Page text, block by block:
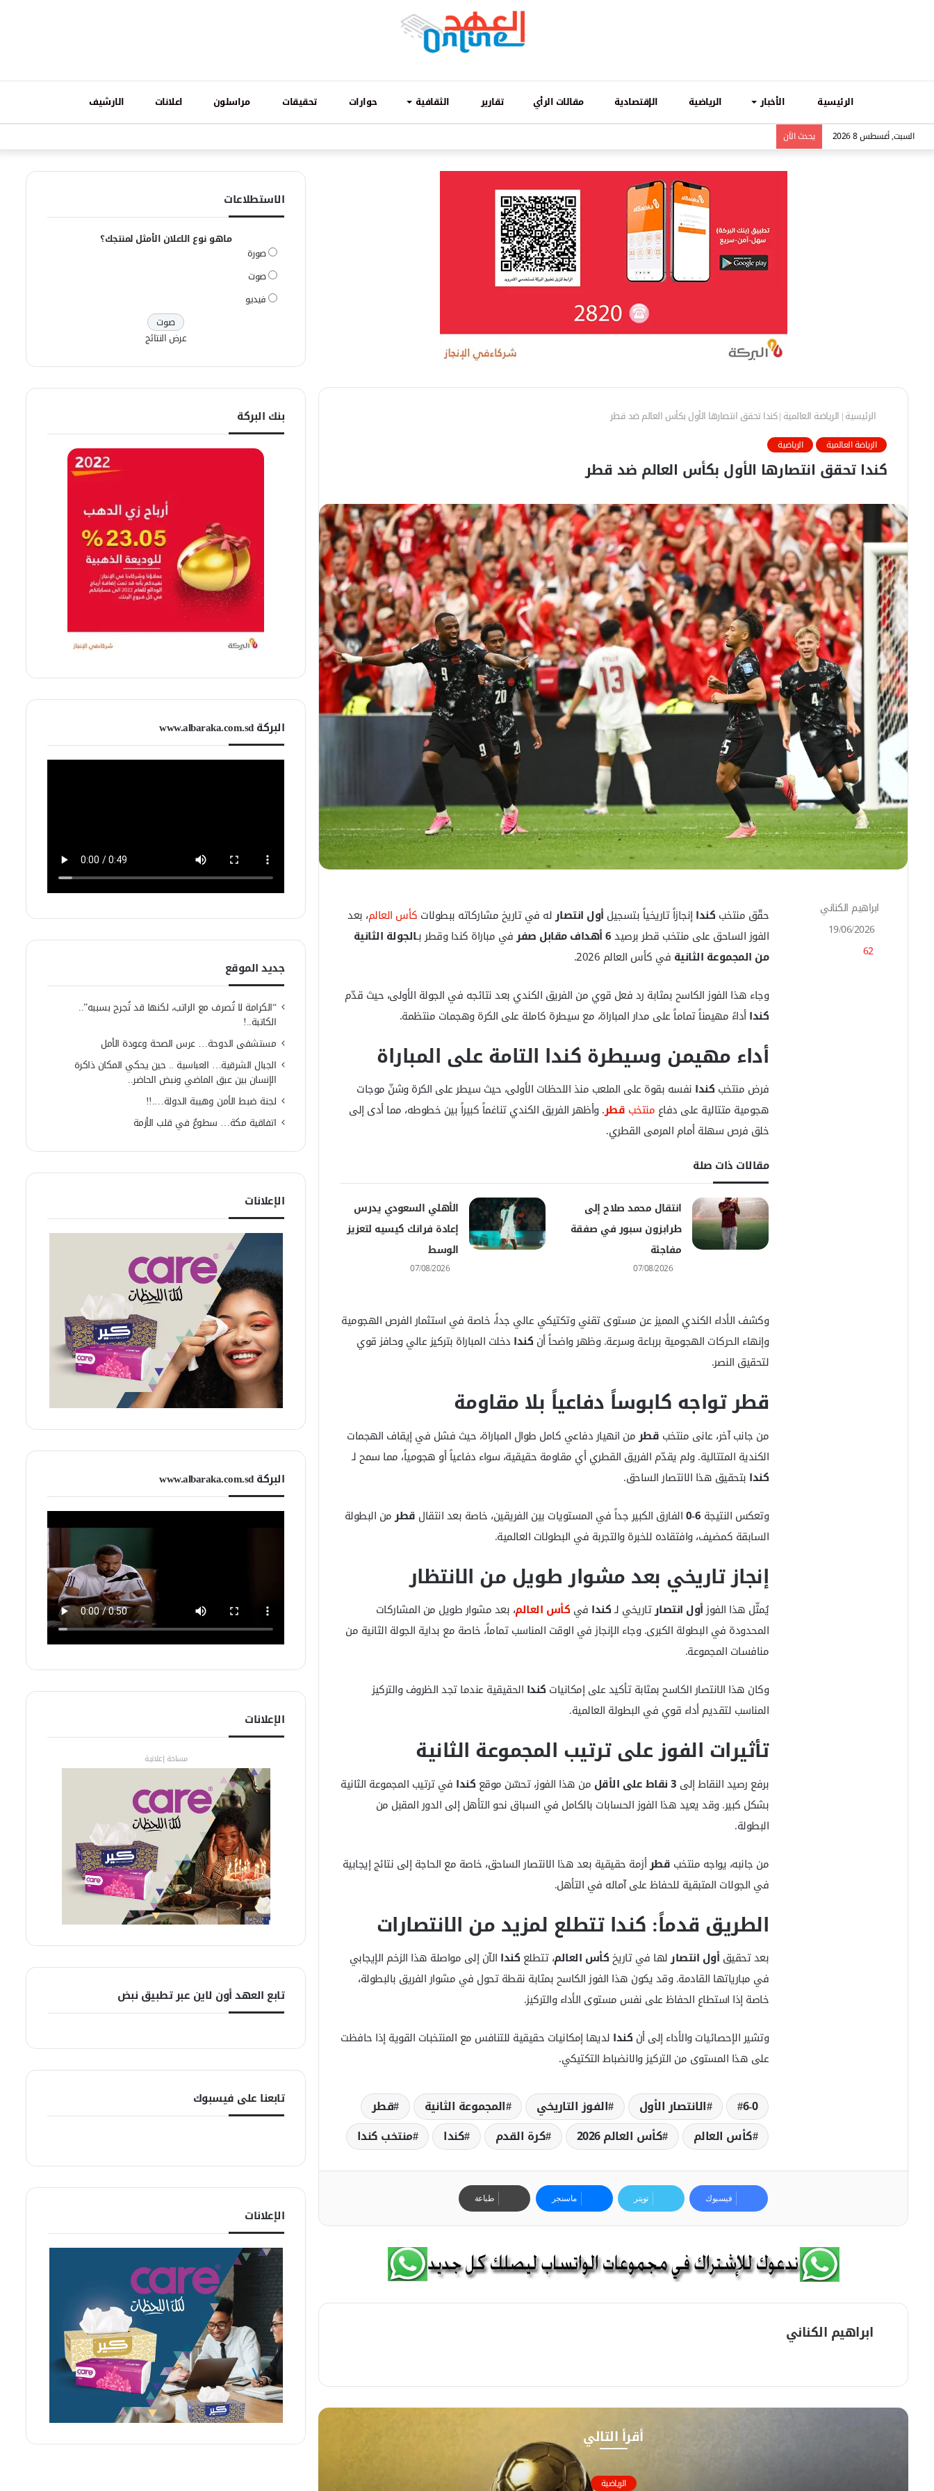
الرئيسية الأخبار الرياضية الإقتصادية مقالات الرأي تقارير الثقافية حوارات تحقيقات مراسلون اعلانات الارشيف
السبت, أغسطس 8 2026 يحدث الاَن
الرئيسية| الرياضة العالمية |كندا تحقق انتصارها الأول بكأس العالم ضد قطر
الرياضة العالمية الرياضية
كندا تحقق انتصارها الأول بكأس العالم ضد قطر
حقّق منتخب كنداإنجازاً تاريخياً بتسجيل أول انتصارله في تاريخ مشاركاته ببطولات كأس العالم، بعد
الفوز الساحق على منتخب قطر برصيد6 أهداف مقابل صفر في مباراة كندا وقطر بـالجولة الثانية
من المجموعة الثانية في كأس العالم 2026.
وجاء هذا الفوز الكاسح بمثابة رد فعل قوي من الفريق الكندي بعد نتائجه في الجولة الأولى، حيث قدّم
كنداأداءً مهيمناً تماماً على مدار المباراة، مع سيطرة كاملة على الكرة وهجمات منتظمة.
أداء مهيمن وسيطرة كندا التامة على المباراة
فرض منتخب كندا نفسه بقوة على الملعب منذ اللحظات الأولى، حيث سيطر على الكرة وشنّ موجات
هجومية متتالية على دفاع منتخب قطر. وأظهر الفريق الكندي تناغماً كبيراً بين خطوطه، مما أدى إلى
خلق فرص سهلة أمام المرمى القطري.
مقالات ذات صلة
انتقال محمد صلاح إلى
طرابزون سبور في صفقة
مفاجئة
07/08/2026
الأهلي السعودي يدرس
إعادة فرانك كيسيه لتعزيز
الوسط
07/08/2026
وكشف الأداء الكندي المميز عن مستوى تقني وتكتيكي عالي جداً، خاصة في استثمار الفرص الهجومية
وإنهاء الحركات الهجومية برباعة وسرعة. وظهر واضحاً أن كندا دخلت المباراة بتركيز عالي وحافز قوي
لتحقيق النصر.
قطر تواجه كابوساً دفاعياً بلا مقاومة
من جانب آخر، عانى منتخب قطرمن انهيار دفاعي كامل طوال المباراة، حيث فشل في إيقاف الهجمات
الكندية المتتالية. ولم يقدّم الفريق القطري أي مقاومة حقيقية، سواء دفاعياً أو هجومياً، مما سمح لـ
كندا بتحقيق هذا الانتصار الساحق.
وتعكس النتيجة 6-0 الفارق الكبير جداً في المستويات بين الفريقين، خاصة بعد انتقال قطرمن البطولة
السابقة كمضيف، وافتقاده للخبرة والتجربة في البطولات العالمية.
إنجاز تاريخي بعد مشوار طويل من الانتظار
يُمثّل هذا الفوزأول انتصارتاريخي لـكندا في كأس العالم، بعد مشوار طويل من المشاركات
المحدودة في البطولة الكبرى. وجاء الإنجاز في الوقت المناسب تماماً، خاصة مع بداية الجولة الثانية من
منافسات المجموعة.
وكان هذا الانتصار الكاسح بمثابة تأكيد على إمكانيات كندا الحقيقية عندما تجد الظروف والتركيز
المناسب لتقديم أداء قوي في البطولة العالمية.
تأثيرات الفوز على ترتيب المجموعة الثانية
برفع رصيد النقاط إلى 3 نقاط على الأقل من هذا الفوز، تحسّن موقع كندا في ترتيب المجموعة الثانية
بشكل كبير. وقد يعيد هذا الفوز الحسابات بالكامل في السباق نحو التأهل إلى الدور المقبل من
البطولة.
من جانبه، يواجه منتخب قطرأزمة حقيقية بعد هذا الانتصار الساحق، خاصة مع الحاجة إلى نتائج إيجابية
في الجولات المتبقية للحفاظ على آماله في التأهل.
الطريق قدماً: كندا تتطلع لمزيد من الانتصارات
بعد تحقيق أول انتصارلها في تاريخكأس العالم، تتطلع كندا الآن إلى مواصلة هذا الزخم الإيجابي
في مبارياتها القادمة. وقد يكون هذا الفوز الكاسح بمثابة نقطة تحول في مشوار الفريق بالبطولة،
خاصة إذا استطاع الحفاظ على نفس مستوى الأداء والتركيز.
وتشير الإحصائيات والأداء إلى أن كندا لديها إمكانيات حقيقية للتنافس مع المنتخبات القوية إذا حافظت
على هذا المستوى من التركيز والانضباط التكتيكي.
6-0 الانتصار الأول الفوز التاريخي المجموعة الثانية
قطر
كأس العالم
كأس العالم 2026 كرة القدم كندا منتخب كندا
ابراهيم الكناني
19/06/2026
62
فيسبوك تويتر ماسنجر طباعة
ابراهيم الكناني
ق
ع
أقرأ التالي
الرياضية
الاستطلاعات
ماهو نوع الاعلان الأمثل لمنتجك؟
صورة
صوت
فيديو
عرض النتائج
بنك البركة
البركة www.albaraka.com.sd
جديد الموقع
“الكرامة لا تُصرف مع الراتب، لكنها قد تُجرح بسببه”..
الكاتبة..!
مستشفى الدوحة… عرس الصحة وعودة الأمل
الجبال الشرقية… العباسية .. حين يحكي المكان ذاكرة
الإنسان بين عبق الماضي ونبض الحاضر..
لجنة ضبط الأمن وهيبة الدولة….!!
اتفاقية مكة… سطوعٌ في قلب الأزمة
الإعلانات
البركة www.albaraka.com.sd
الإعلانات
مساحة إعلانية
تابع العهد أون لاين عبر تطبيق نبض
تابعنا على فيسبوك
الإعلانات